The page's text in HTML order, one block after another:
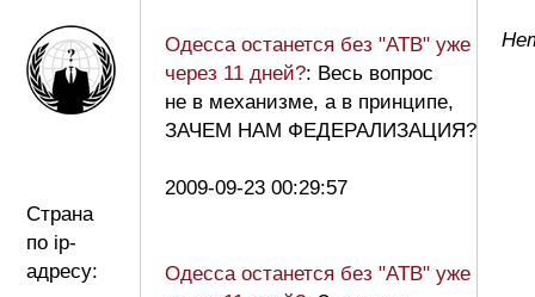
Страна
по ip-
адресу:
Одесса останется без "АТВ" уже
через 11 дней?: Весь вопрос
не в механизме, а в принципе,
ЗАЧЕМ НАМ ФЕДЕРАЛИЗАЦИЯ?
2009-09-23 00:29:57
Одесса останется без "АТВ" уже